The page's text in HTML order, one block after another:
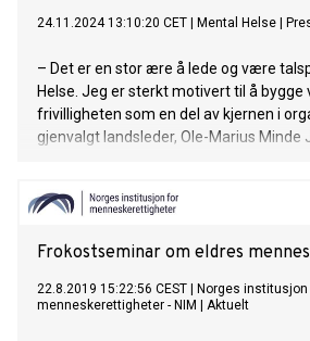
24.11.2024 13:10:20 CET Mental Helse
– Det er en stor ære å lede og være
Helse. Jeg er sterkt motivert til å bygge
frivilligheten som en del av kjernen i
gjenvalgt landsleder, Ole-Marius Minde
Frokostseminar om eldres
22.8.2019 15:22:56 CEST
Norges
menneskerettigheter - NIM
Aktuelt